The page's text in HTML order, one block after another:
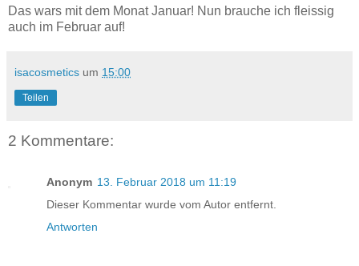
Das wars mit dem Monat Januar! Nun brauche ich fleissig
auch im Februar auf!
isacosmetics um 15:00
Teilen
2 Kommentare:
Anonym 13. Februar 2018 um 11:19
Dieser Kommentar wurde vom Autor entfernt.
Antworten